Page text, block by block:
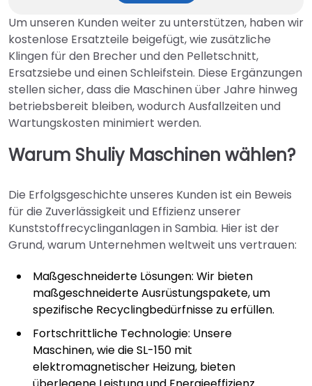
|
Kunststoffgranulat-
Schneider
Um unseren Kunden weiter zu unterstützen, haben wir
kostenlose Ersatzteile beigefügt, wie zusätzliche
Klingen für den Brecher und den Pelletschnitt,
Ersatzsiebe und einen Schleifstein. Diese Ergänzungen
stellen sicher, dass die Maschinen über Jahre hinweg
betriebsbereit bleiben, wodurch Ausfallzeiten und
Wartungskosten minimiert werden.
Warum Shuliy Maschinen wählen?
Die Erfolgsgeschichte unseres Kunden ist ein Beweis
für die Zuverlässigkeit und Effizienz unserer
Kunststoffrecyclinganlagen in Sambia. Hier ist der
Grund, warum Unternehmen weltweit uns vertrauen:
Maßgeschneiderte Lösungen: Wir bieten
maßgeschneiderte Ausrüstungspakete, um
spezifische Recyclingbedürfnisse zu erfüllen.
Fortschrittliche Technologie: Unsere
Maschinen, wie die SL-150 mit
elektromagnetischer Heizung, bieten